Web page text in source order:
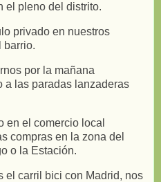
el pleno del distrito.
privado en nuestros
barrio.
por la mañana
a las paradas lanzaderas
en el comercio local
compras en la zona del
o la Estación.
el carril bici con Madrid, nos